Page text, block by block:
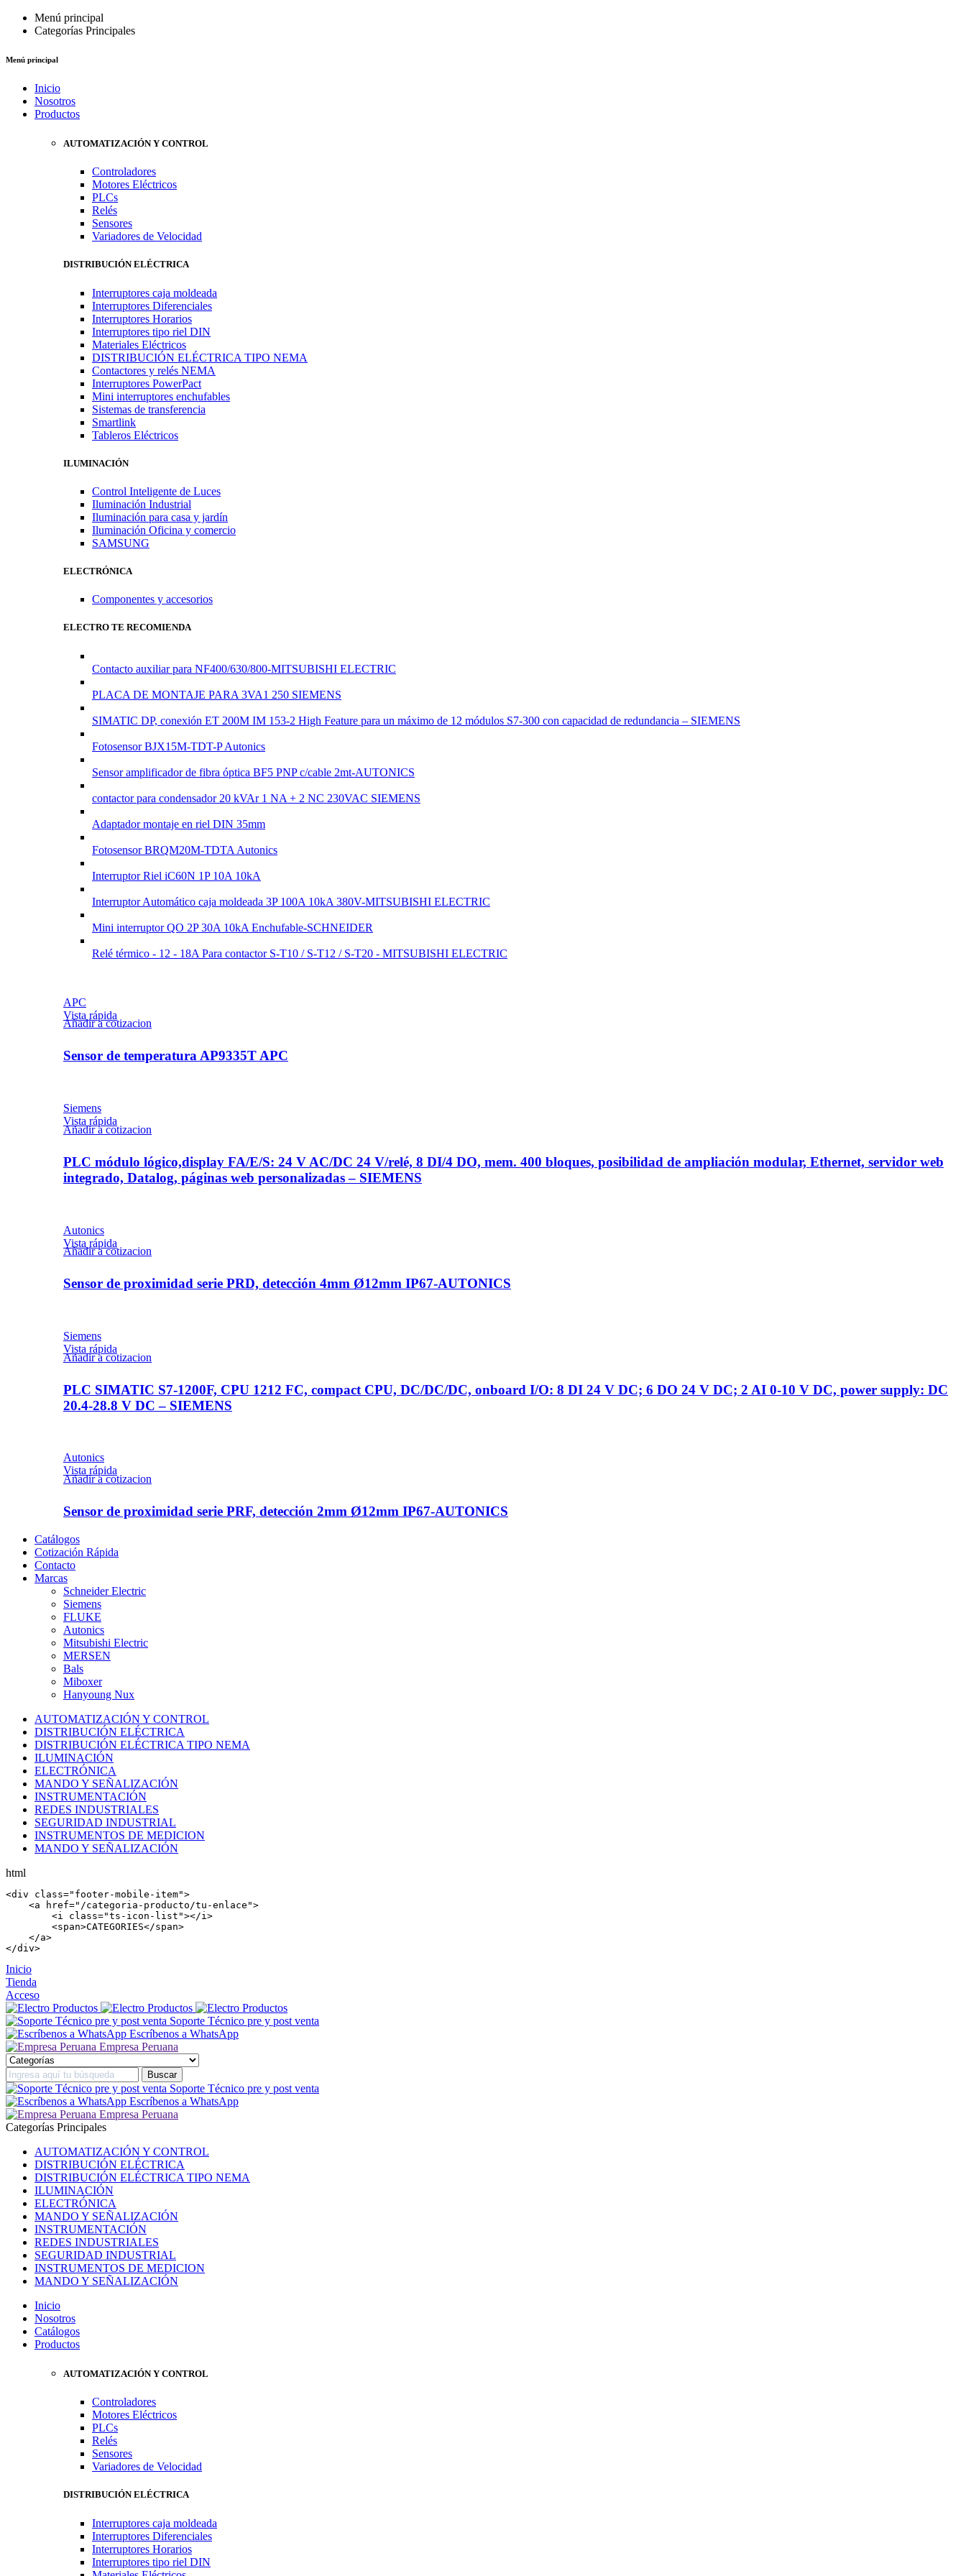
Menú principal
Categorías Principales
Menú principal
Inicio
Nosotros
Productos
AUTOMATIZACIÓN Y CONTROL
Controladores
Motores Eléctricos
PLCs
Relés
Sensores
Variadores de Velocidad
DISTRIBUCIÓN ELÉCTRICA
Interruptores caja moldeada
Interruptores Diferenciales
Interruptores Horarios
Interruptores tipo riel DIN
Materiales Eléctricos
DISTRIBUCIÓN ELÉCTRICA TIPO NEMA
Contactores y relés NEMA
Interruptores PowerPact
Mini interruptores enchufables
Sistemas de transferencia
Smartlink
Tableros Eléctricos
ILUMINACIÓN
Control Inteligente de Luces
Iluminación Industrial
Iluminación para casa y jardín
Iluminación Oficina y comercio
SAMSUNG
ELECTRÓNICA
Componentes y accesorios
ELECTRO TE RECOMIENDA
Contacto auxiliar para NF400/630/800-MITSUBISHI ELECTRIC
PLACA DE MONTAJE PARA 3VA1 250 SIEMENS
SIMATIC DP, conexión ET 200M IM 153-2 High Feature para un máximo de 12 módulos S7-300 con capacidad de redundancia – SIEMENS
Fotosensor BJX15M-TDT-P Autonics
Sensor amplificador de fibra óptica BF5 PNP c/cable 2mt-AUTONICS
contactor para condensador 20 kVAr 1 NA + 2 NC 230VAC SIEMENS
Adaptador montaje en riel DIN 35mm
Fotosensor BRQM20M-TDTA Autonics
Interruptor Riel iC60N 1P 10A 10kA
Interruptor Automático caja moldeada 3P 100A 10kA 380V-MITSUBISHI ELECTRIC
Mini interruptor QO 2P 30A 10kA Enchufable-SCHNEIDER
Relé térmico - 12 - 18A Para contactor S-T10 / S-T12 / S-T20 - MITSUBISHI ELECTRIC
APC
Vista rápida
Añadir a cotizacion
Sensor de temperatura AP9335T APC
Siemens
Vista rápida
Añadir a cotizacion
PLC módulo lógico,display FA/E/S: 24 V AC/DC 24 V/relé, 8 DI/4 DO, mem. 400 bloques, posibilidad de ampliación modular, Ethernet, servidor web
integrado, Datalog, páginas web personalizadas – SIEMENS
Autonics
Vista rápida
Añadir a cotizacion
Sensor de proximidad serie PRD, detección 4mm Ø12mm IP67-AUTONICS
Siemens
Vista rápida
Añadir a cotizacion
PLC SIMATIC S7-1200F, CPU 1212 FC, compact CPU, DC/DC/DC, onboard I/O: 8 DI 24 V DC; 6 DO 24 V DC; 2 AI 0-10 V DC, power supply: DC
20.4-28.8 V DC – SIEMENS
Autonics
Vista rápida
Añadir a cotizacion
Sensor de proximidad serie PRF, detección 2mm Ø12mm IP67-AUTONICS
Catálogos
Cotización Rápida
Contacto
Marcas
Schneider Electric
Siemens
FLUKE
Autonics
Mitsubishi Electric
MERSEN
Bals
Miboxer
Hanyoung Nux
AUTOMATIZACIÓN Y CONTROL
DISTRIBUCIÓN ELÉCTRICA
DISTRIBUCIÓN ELÉCTRICA TIPO NEMA
ILUMINACIÓN
ELECTRÓNICA
MANDO Y SEÑALIZACIÓN
INSTRUMENTACIÓN
REDES INDUSTRIALES
SEGURIDAD INDUSTRIAL
INSTRUMENTOS DE MEDICION
MANDO Y SEÑALIZACIÓN
html
<div class="footer-mobile-item">
    <
a href="/categoria-producto/tu-enlace">
        <
i class="ts-icon-list"></i >
        <
span>CATEGORIES</span>
    </
a>
</div>
Inicio
Tienda
Acceso
Soporte Técnico pre y post venta
Escríbenos a WhatsApp
Empresa Peruana
Soporte Técnico pre y post venta
Escríbenos a WhatsApp
Empresa Peruana
Categorías Principales
AUTOMATIZACIÓN Y CONTROL
DISTRIBUCIÓN ELÉCTRICA
DISTRIBUCIÓN ELÉCTRICA TIPO NEMA
ILUMINACIÓN
ELECTRÓNICA
MANDO Y SEÑALIZACIÓN
INSTRUMENTACIÓN
REDES INDUSTRIALES
SEGURIDAD INDUSTRIAL
INSTRUMENTOS DE MEDICION
MANDO Y SEÑALIZACIÓN
Inicio
Nosotros
Catálogos
Productos
AUTOMATIZACIÓN Y CONTROL
Controladores
Motores Eléctricos
PLCs
Relés
Sensores
Variadores de Velocidad
DISTRIBUCIÓN ELÉCTRICA
Interruptores caja moldeada
Interruptores Diferenciales
Interruptores Horarios
Interruptores tipo riel DIN